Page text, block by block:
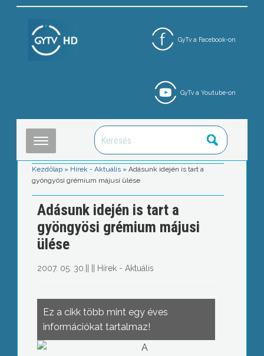
GyTv a Facebook-on
GyTv a Youtube-on
Kezdőlap » Hírek - Aktuális »Adásunk idején is tart a
gyöngyösi grémium májusi ülése
Adásunk idején is tart a
gyöngyösi grémium májusi
ülése
2007. 05. 30. Hírek - Aktuális
Ez a cikk több mint egy éves
információkat tartalmaz!
A